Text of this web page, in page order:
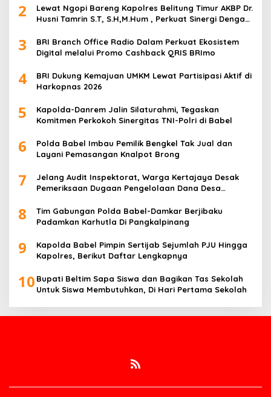
2
Lewat Ngopi Bareng Kapolres Belitung Timur AKBP Dr.
Husni Tamrin S.T, S.H,M.Hum , Perkuat Sinergi Dengan
3
BRI Branch Office Radio Dalam Perkuat Ekosistem
Digital melalui Promo Cashback QRIS BRImo
4
BRI Dukung Kemajuan UMKM Lewat Partisipasi Aktif di
Harkopnas 2026
5
Kapolda-Danrem Jalin Silaturahmi, Tegaskan
Komitmen Perkokoh Sinergitas TNI-Polri di Babel
6
Polda Babel Imbau Pemilik Bengkel Tak Jual dan
Layani Pemasangan Knalpot Brong
7
Jelang Audit Inspektorat, Warga Kertajaya Desak
Pemeriksaan Dugaan Pengelolaan Dana Desa
8
Tim Gabungan Polda Babel-Damkar Berjibaku
Padamkan Karhutla Di Pangkalpinang
9
Kapolda Babel Pimpin Sertijab Sejumlah PJU Hingga
Kapolres, Berikut Daftar Lengkapnya
10 Bupati Beltim Sapa Siswa dan Bagikan Tas Sekolah
Untuk Siswa Membutuhkan, Di Hari Pertama Sekolah